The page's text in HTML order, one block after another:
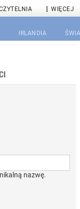
 WIĘCEJ
IRLANDIA
nazwę.